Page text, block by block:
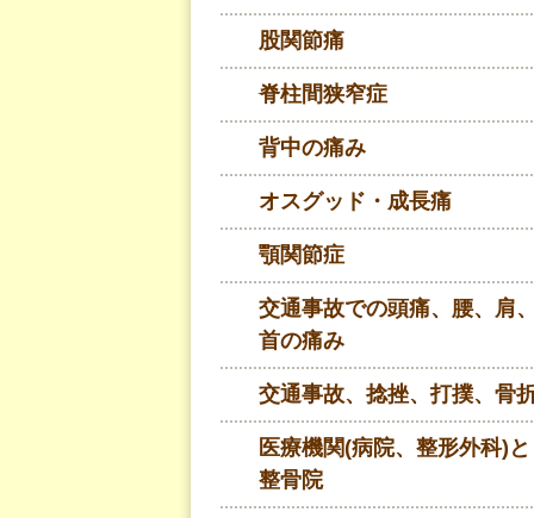
股関節痛
脊柱間狭窄症
背中の痛み
オスグッド・成長痛
顎関節症
交通事故での頭痛、腰、肩
首の痛み
交通事故、捻挫、打撲、骨
医療機関(病院、整形外科)と
整骨院